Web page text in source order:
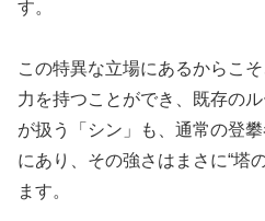
す。
この特異な立場にあるからこ
力を持つことができ、既存の
が扱う「シン」も、通常の登
にあり、その強さはまさに“塔
ます。